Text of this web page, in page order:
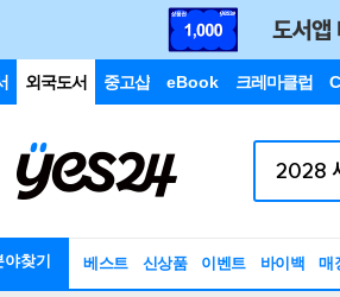
외국도서 중고샵 eBook 크레마클럽
찾기 베스트 신상품 이벤트 바이백 매